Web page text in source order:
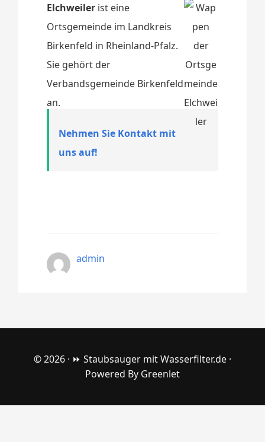
Elchweiler ist eine
Ortsgemeinde im Landkreis
Birkenfeld in Rheinland-Pfalz.
Sie gehört der
Verbandsgemeinde Birkenfeld
an.
Nehmen Sie Kontakt mit
uns auf!
admin
© 2026 · ⏩ Staubsauger mit Wasserfilter.de ·
Powered By Greenlet